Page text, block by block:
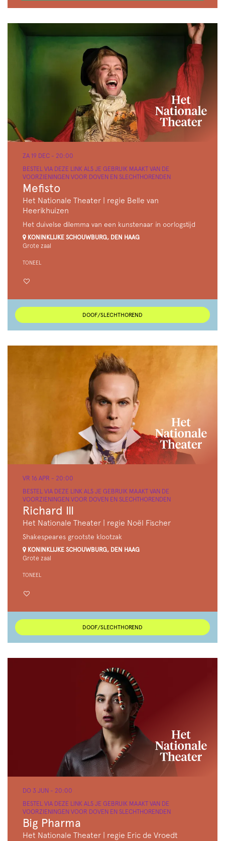
Mefisto
Het Nationale Theater | regie Belle van
Heerikhuizen
BESTEL VIA DEZE LINK ALS JE GEBRUIK MAAKT VAN DE
VOORZIENINGEN VOOR DOVEN EN SLECHTHORENDEN
ZA 19 DEC - 20:00
Het duivelse dilemma van een kunstenaar in oorlogstijd
KONINKLIJKE SCHOUWBURG, DEN HAAG
Grote zaal
TONEEL
DOOF/SLECHTHOREND
Richard III
Het Nationale Theater | regie Noël Fischer
BESTEL VIA DEZE LINK ALS JE GEBRUIK MAAKT VAN DE
VOORZIENINGEN VOOR DOVEN EN SLECHTHORENDEN
VR 16 APR - 20:00
Shakespeares grootste klootzak
KONINKLIJKE SCHOUWBURG, DEN HAAG
Grote zaal
TONEEL
DOOF/SLECHTHOREND
Big Pharma
Het Nationale Theater | regie Eric de Vroedt
BESTEL VIA DEZE LINK ALS JE GEBRUIK MAAKT VAN DE
VOORZIENINGEN VOOR DOVEN EN SLECHTHORENDEN
DO 3 JUN - 20:00